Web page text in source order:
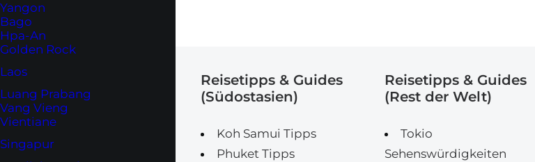
Yangon
Bago
Hpa-An
Golden Rock
Laos
Luang Prabang
Vang Vieng
Vientiane
Singapur
Reisetipps & Guides
(Südostasien)
Koh Samui Tipps
Phuket Tipps
Reisetipps & Guides
(Rest der Welt)
Tokio
Sehenswürdigkeiten